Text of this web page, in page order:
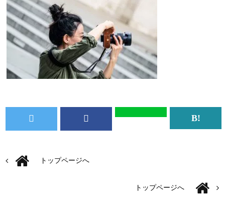
トップページへ
トップページへ